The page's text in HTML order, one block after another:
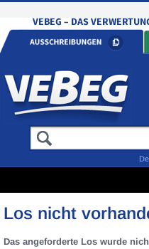
Los nicht
Das angeforderte Los wurde